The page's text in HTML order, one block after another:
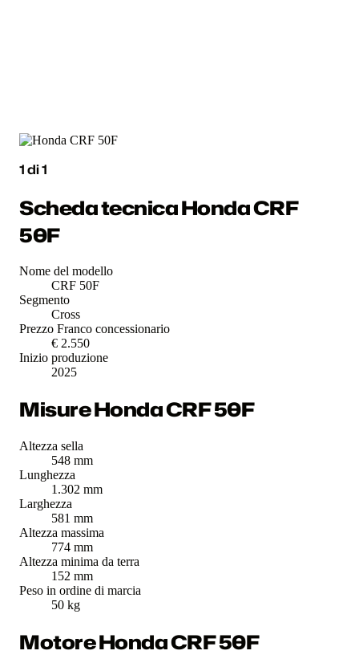
1di1
Scheda tecnica Honda CRF
50F
Nome del modello
CRF 50F
Segmento
Cross
Prezzo Franco concessionario
€ 2.550
Inizio produzione
2025
Misure Honda CRF 50F
Altezza sella
548 mm
Lunghezza
1.302 mm
Larghezza
581 mm
Altezza massima
774 mm
Altezza minima da terra
152 mm
Peso in ordine di marcia
50 kg
Motore Honda CRF 50F